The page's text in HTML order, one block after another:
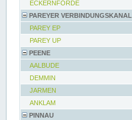
ECKERNFÖRDE
PAREYER VERBINDUNGSKANAL
PAREY EP
PAREY UP
PEENE
AALBUDE
DEMMIN
JARMEN
ANKLAM
PINNAU